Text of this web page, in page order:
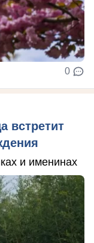
0
встретит
и именинах